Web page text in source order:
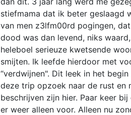
stiefmama dat ik beter geslaagd
van men z3lfm00rd pogingen,
dood was dan levend, niks
heleboel serieuze kwetsende
smijten. Ik leefde hierdoor met
“verdwijnen". Dit leek in het
deze trip opzoek naar de rust en
beschrijven zijn hier. Paar keer
er weer alleen voor. Alleen nu